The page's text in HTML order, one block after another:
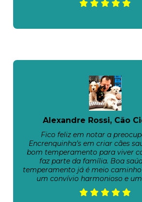
Alexandre Rossi, Cão
Fico feliz em notar a
Encrenquinha’s em criar cães
bom temperamento para viver
faz parte da família. Boa
temperamento já é meio
um convívio harmonioso e